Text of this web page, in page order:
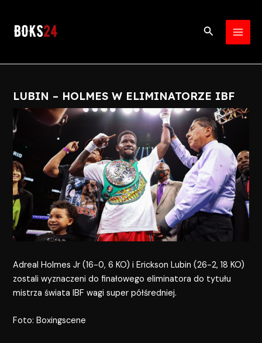
content
Search
LUBIN – HOLMES W ELIMINATORZE IBF
Adreal Holmes Jr (16-0, 6 KO) i Erickson Lubin (26-2, 18 KO)
zostali wyznaczeni do finałowego eliminatora do tytułu
mistrza świata IBF wagi super półśredniej.
Foto: Boxingscene